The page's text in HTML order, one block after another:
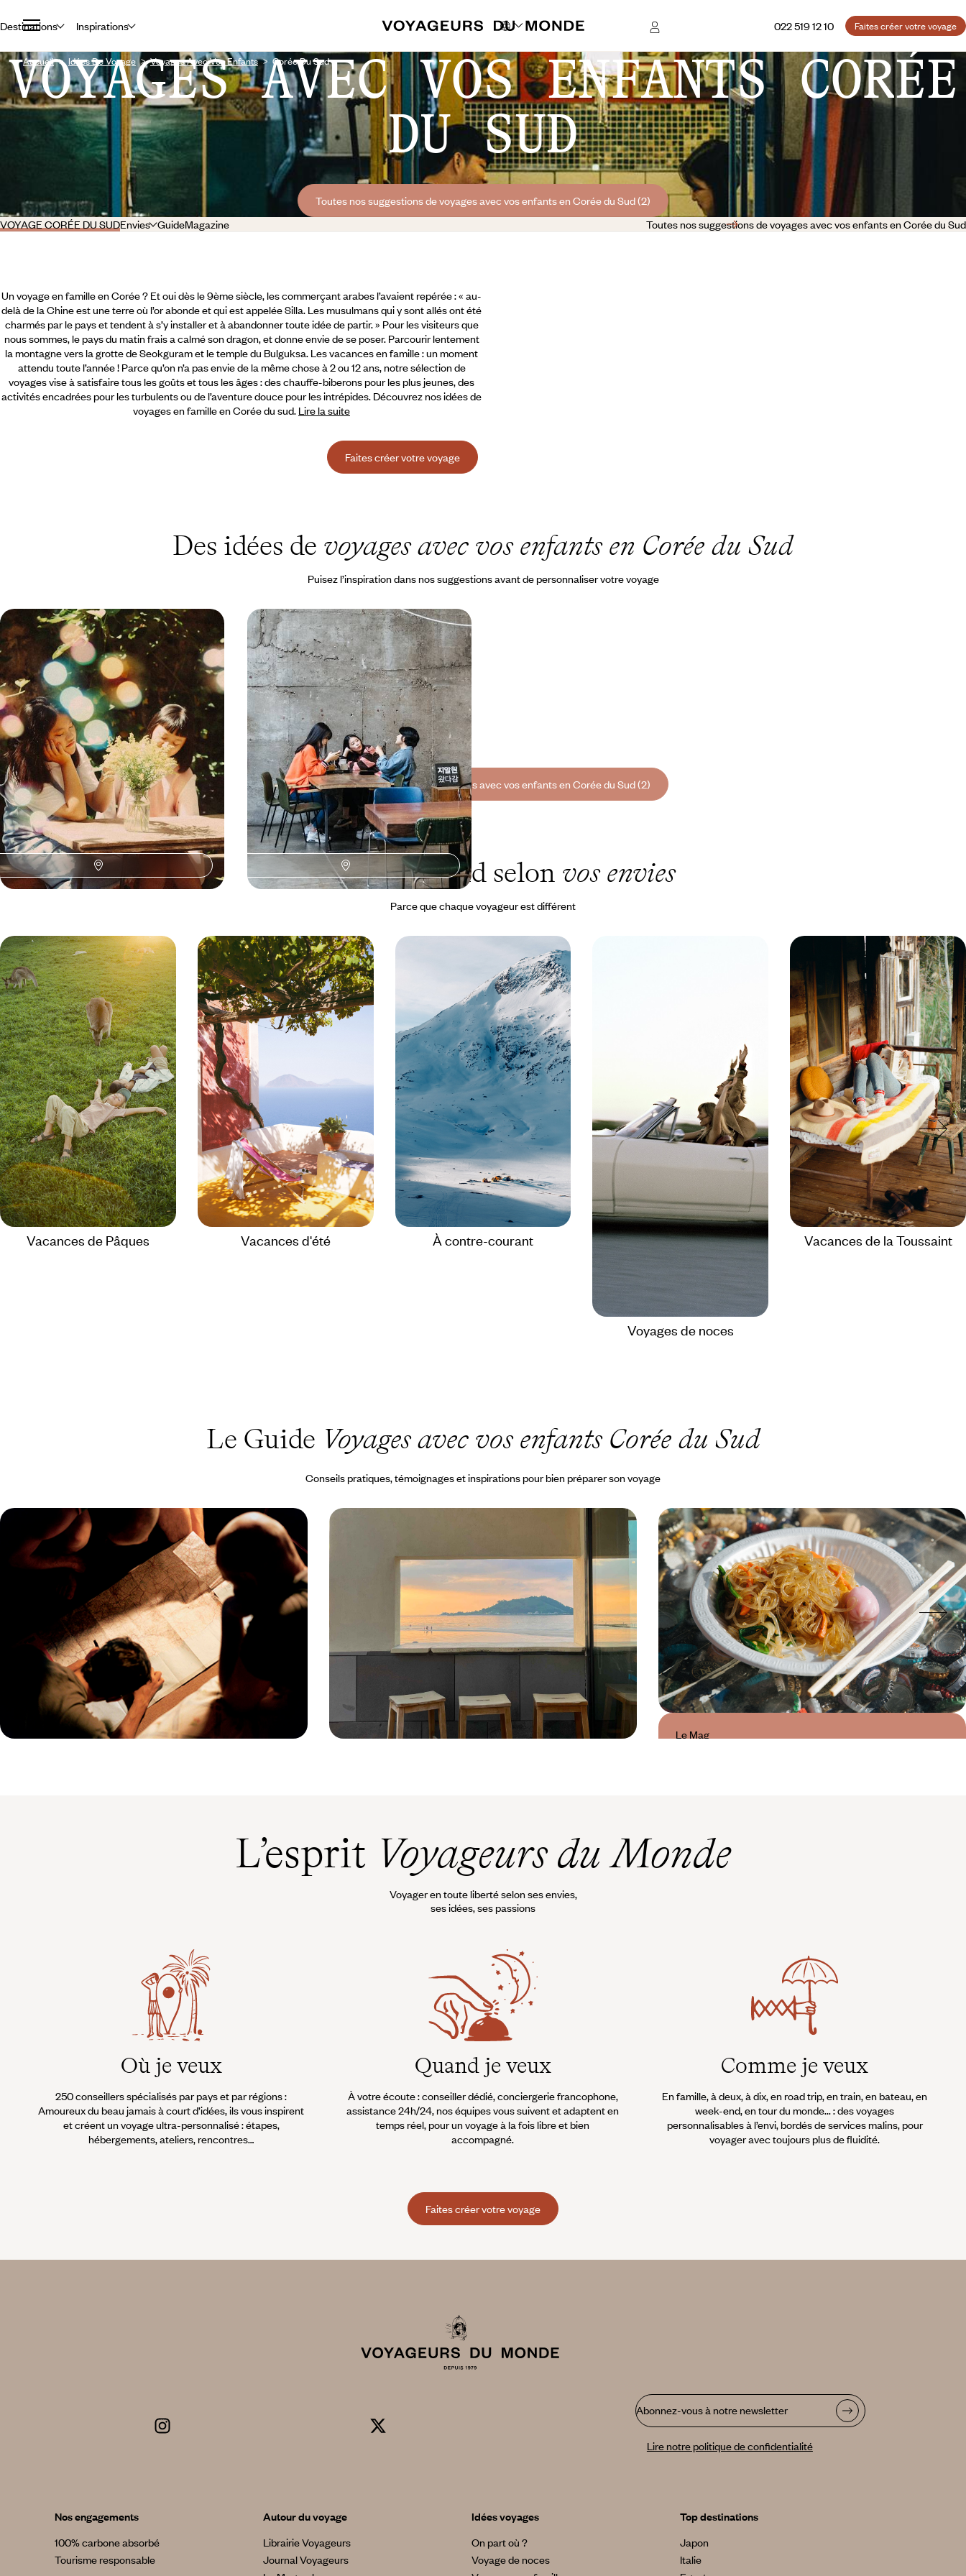
Destinations Inspirations 022 519 12 10 Faites créer votre voyage
Accueil Idées De Voyage Voyages Avec Vos Enfants Corée Du Sud
VOYAGES AVEC VOS ENFANTS CORÉE
DU SUD
Toutes nos suggestions de voyages avec vos enfants en Corée du Sud (2)
VOYAGE CORÉE DU SUDEnvies GuideMagazine Toutes nos suggestions de voyages avec vos enfants en Corée du Sud
Un voyage en famille en Corée ? Et oui dès le 9ème siècle, les commerçant arabes l’avaient repérée : « au-
delà de la Chine est une terre où l’or abonde et qui est appelée Silla. Les musulmans qui y sont allés ont été
charmés par le pays et tendent à s’y installer et à abandonner toute idée de partir. » Pour les visiteurs que
nous sommes, le pays du matin frais a calmé son dragon, et donne envie de se poser. Parcourir lentement
la montagne vers la grotte de Seokguram et le temple du Bulguksa. Les vacances en famille : un moment
attendu toute l’année ! Parce qu’on n’a pas envie de la même chose à 2 ou 12 ans,notre sélection de
voyages vise à satisfaire tous les goûts et tous les âges : des chauffe-biberons pour les plus jeunes, des
activités encadrées pour les turbulents ou de l’aventure douce pour les intrépides. Découvrez nos idées de
voyages en famille en Corée du sud. Lire la suite
Faites créer votre voyage
Des idées de voyages avec vos enfants en Corée du Sud
Puisez l’inspiration dans nos suggestions avant de personnaliser votre voyage
Cap ou pas cap - La Corée du Sud
en famille, un jeu d’enfant
Exaucer les souhaits des enfants en se
téléportant dans une contrée récréative peuplée
de petits et grands rêveurs
13 jours, de CHF 3400 à CHF 4000
De Séoul à Tokyo avec vos ados - K-
pop, manga et street food
Faire un cadeau à vos ados – et à toute la famille
– en vous initiant, en Corée du Sud puis au Japon,
à la culture qui les anime
10 jours, de CHF 4000 à CHF 5000
Toutes nos suggestions de voyages avec vos enfants en Corée du Sud (2)
La Corée du Sud selon vos envies
Parce que chaque voyageur est différent
Vacances de Pâques Vacances d'été À contre-courant
Voyages de noces
Vacances de la Toussaint
Le Guide Voyages avec vos enfants Corée du Sud
Conseils pratiques, témoignages et inspirations pour bien préparer son voyage
Le Mag
L’esprit Voyageurs du Monde
Voyager en toute liberté selon ses envies,
ses idées, ses passions
Où je veux
250 conseillers spécialisés par pays et par régions :
Amoureux du beau jamais à court d’idées, ils vous inspirent
et créent un voyage ultra-personnalisé : étapes,
hébergements, ateliers, rencontres…
Quand je veux
À votre écoute : conseiller dédié, conciergerie francophone,
assistance 24h/24, nos équipes vous suivent et adaptent en
temps réel, pour un voyage à la fois libre et bien
accompagné.
Comme je veux
En famille, à deux, à dix, en road trip, en train, en bateau, en
week-end, en tour du monde... : des voyages
personnalisables à l’envi, bordés de services malins, pour
voyager avec toujours plus de fluidité.
Faites créer votre voyage
Abonnez-vous à notre newsletter
Lire notre politique de confidentialité
Nos engagements
100% carbone absorbé
Tourisme responsable
Autour du voyage
Librairie Voyageurs
Journal Voyageurs
Idées voyages
On part où ?
Voyage de noces
Top destinations
Japon
Italie